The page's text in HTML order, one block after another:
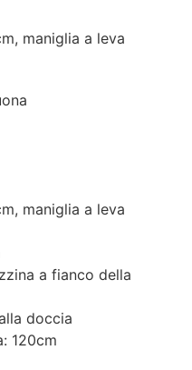
maniglia a leva
maniglia a leva
a fianco della
doccia
120cm